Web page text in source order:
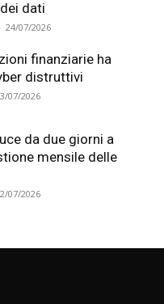
dati
- 24/07/2026
finanziarie ha
distruttivi
07/2026
da due giorni a
mensile delle
07/2026